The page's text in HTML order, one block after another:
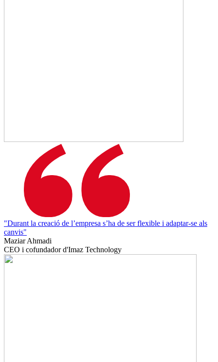
"Durant la creació de l’empresa s’ha de ser flexible i adaptar-se als
canvis"
Maziar Ahmadi
CEO i cofundador d'Imaz Technology